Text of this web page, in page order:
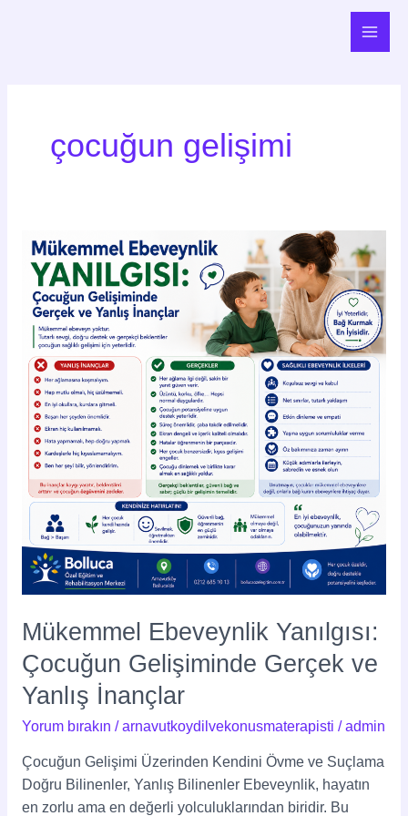
Main
çocuğun gelişimi
Mükemmel Ebeveynlik Yanılgısı:
Çocuğun Gelişiminde Gerçek ve
Yanlış İnançlar
Yorum bırakın /arnavutkoydilvekonusmaterapisti /admin
Çocuğun Gelişimi Üzerinden Kendini Övme ve Suçlama
Doğru Bilinenler, Yanlış Bilinenler Ebeveynlik, hayatın
en zorlu ama en değerli yolculuklarından biridir. Bu
Mükemmel
Ebeveynlik
Yanılgısı:
Çocuğun
Gelişiminde
Gerçek
ve
Yanlış
İnançlar